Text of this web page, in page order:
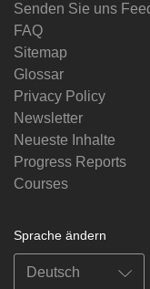
Senden Sie uns
FAQ
Sitemap
Glossar
Privacy Policy
Newsletter
Neueste Inhalte
Progress Reports
Courses
Sprache ändern